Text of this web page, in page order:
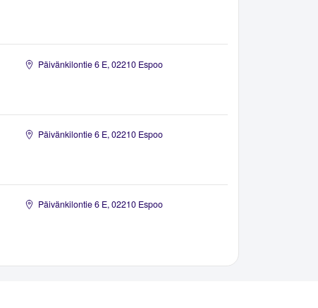
Päivänkilontie 6 E, 02210 Espoo
Päivänkilontie 6 E, 02210 Espoo
Päivänkilontie 6 E, 02210 Espoo